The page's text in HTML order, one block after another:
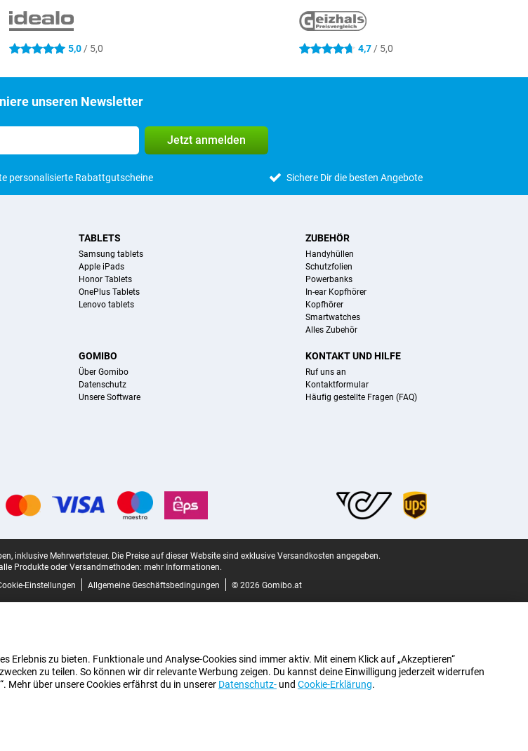
5 Sterne 5,0/ 5,0 4.7 Sterne 4,7 / 5,0
unseren Newsletter
Jetzt anmelden
personalisierte Rabattgutscheine Sichere Dir die besten Angebote
TABLETS
Samsung tablets
Apple iPads
Honor Tablets
OnePlus Tablets
Lenovo tablets
ZUBEHÖR
Handyhüllen
Schutzfolien
Powerbanks
In-ear Kopfhörer
Kopfhörer
Smartwatches
Alles Zubehör
GOMIBO
Über Gomibo
Datenschutz
Unsere Software
KONTAKT UND HILFE
Ruf uns an
Kontaktformular
Häufig gestellte Fragen (FAQ)
inklusive Mehrwertsteuer. Die Preise auf dieser Website sind exklusive Versandkosten angegeben.
Produkte oder Versandmethoden: mehr Informationen.
Einstellungen Allgemeine Geschäftsbedingungen © 2026 Gomibo.at
Erlebnis zu bieten. Funktionale und Analyse-Cookies sind immer aktiv. Mit einem Klick auf „Akzeptieren“
zu teilen. So können wir dir relevante Werbung zeigen. Du kannst deine Einwilligung jederzeit widerrufen
Mehr über unsere Cookies erfährst du in unserer Datenschutz- und Cookie-Erklärung.